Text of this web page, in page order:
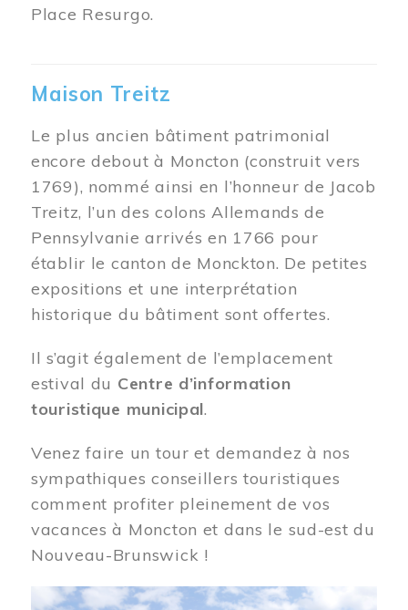
Place Resurgo.
Maison Treitz
Le plus ancien bâtiment patrimonial
encore debout à Moncton (construit vers
1769), nommé ainsi en l’honneur de Jacob
Treitz, l’un des colons Allemands de
Pennsylvanie arrivés en 1766 pour
établir le canton de Monckton. De petites
expositions et une interprétation
historique du bâtiment sont offertes.
Il s’agit également de l’emplacement
estival du Centre d’information
touristique municipal.
Venez faire un tour et demandez à nos
sympathiques conseillers touristiques
comment profiter pleinement de vos
vacances à Moncton et dans le sud-est du
Nouveau-Brunswick !
Image